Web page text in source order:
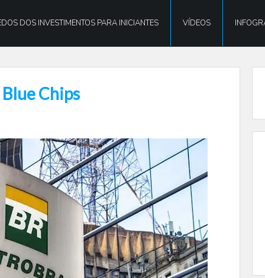
DOS INVESTIMENTOS PARA INICIANTES VÍDEOS
Chips